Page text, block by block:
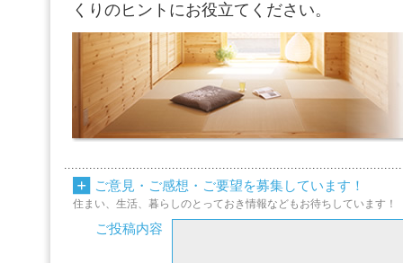
くりのヒントにお役立てください。
ご意見・ご感想・ご要望を募集しています！
住まい、生活、暮らしのとっておき情報などもお待ちしています！
ご投稿内容